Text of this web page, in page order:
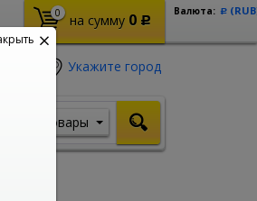
0 на сумму 0 Р
Валюта: Р
Укажите город
Товары